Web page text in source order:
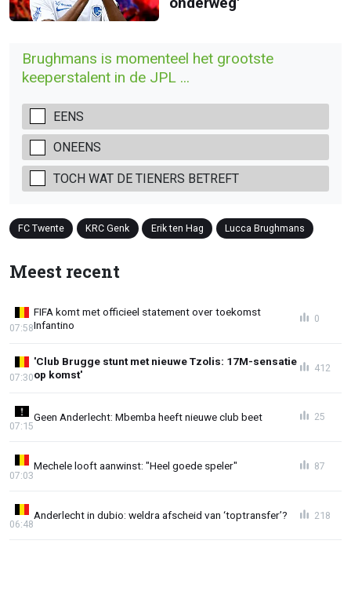
Brughmans is momenteel het grootste
keeperstalent in de JPL ...
EENS
ONEENS
TOCH WAT DE TIENERS BETREFT
FC Twente KRC Genk Erik ten Hag Lucca Brughmans
Meest recent
FIFA komt met officieel statement over toekomst
Infantino
07:58
0
'Club Brugge stunt met nieuwe Tzolis: 17M-sensatie
op komst'
07:30
412
Geen Anderlecht: Mbemba heeft nieuwe club beet
07:15
25
Mechele looft aanwinst: "Heel goede speler"
07:03
87
Anderlecht in dubio: weldra afscheid van ‘toptransfer’?
06:48
218